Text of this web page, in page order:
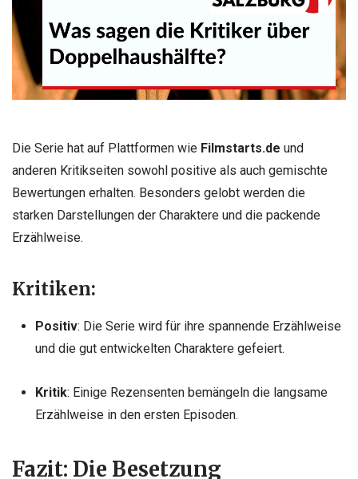
Die Serie hat auf Plattformen wie Filmstarts.de und
anderen Kritikseiten sowohl positive als auch gemischte
Bewertungen erhalten. Besonders gelobt werden die
starken Darstellungen der Charaktere und die packende
Erzählweise.
Kritiken:
Positiv: Die Serie wird für ihre spannende Erzählweise
und die gut entwickelten Charaktere gefeiert.
Kritik: Einige Rezensenten bemängeln die langsame
Erzählweise in den ersten Episoden.
Fazit: Die Besetzung